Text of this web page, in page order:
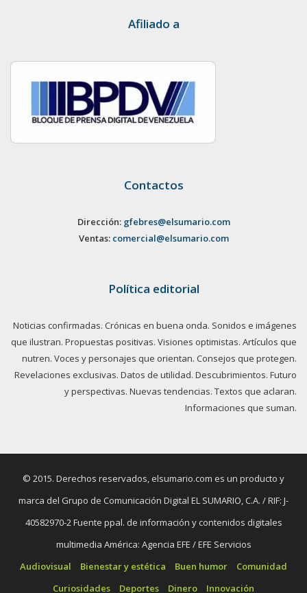
Afiliado a
Contactos
Dirección: gfebres@elsumario.com
Ventas: comercial@elsumario.com
Política editorial
Noticias confirmadas. Crónicas en buena onda. Sonidos e imágenes
que ilustran. Propuestas positivas. Visiones optimistas. Artículos que
nutren. Voces y personajes que orientan. Consejos que protegen.
Revelaciones exclusivas. Datos de utilidad. Descubrimientos. Futuro
y perspectivas. Nuevas tendencias. Textos que aclaran.
Informaciones que suman.
© 2015. Derechos reservados, elsumario.com es un producto y
marca del Grupo de Comunicación Digital EL SUMARIO, C.A. / RIF: J-
40582970-2 Fuente ppal. de información y contenidos digitales
multimedia América: Agencia EFE / EFE Servicios
Audiovisual
Bienestar y estética Buen humor
Comunidad
Curiosidades
Deportes Dinero Innovación